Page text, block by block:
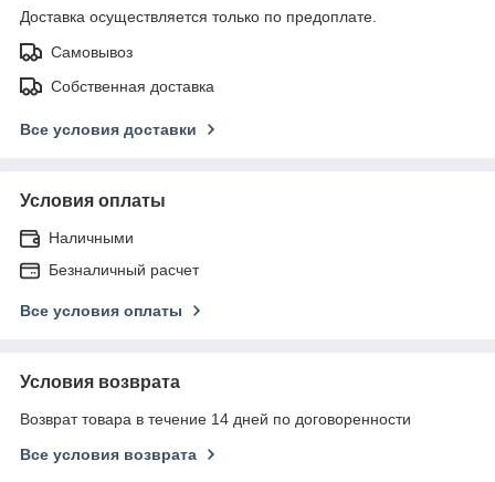
Доставка осуществляется только по предоплате.
Самовывоз
Собственная доставка
Все условия доставки
Условия оплаты
Наличными
Безналичный расчет
Все условия оплаты
Условия возврата
Возврат товара в течение 14 дней по договоренности
Все условия возврата